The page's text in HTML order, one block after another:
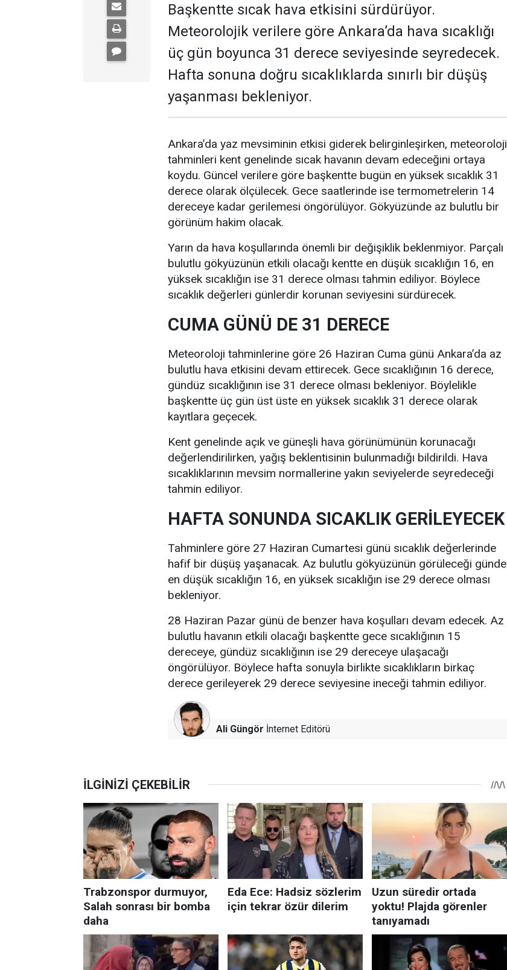
Başkentte sıcak hava etkisini sürdürüyor.
Meteorolojik verilere göre Ankara’da hava sıcaklığı
üç gün boyunca 31 derece seviyesinde seyredecek.
Hafta sonuna doğru sıcaklıklarda sınırlı bir düşüş
yaşanması bekleniyor.
Ankara’da yaz mevsiminin etkisi giderek belirginleşirken, meteoroloji
tahminleri kent genelinde sıcak havanın devam edeceğini ortaya
koydu. Güncel verilere göre başkentte bugün en yüksek sıcaklık 31
derece olarak ölçülecek. Gece saatlerinde ise termometrelerin 14
dereceye kadar gerilemesi öngörülüyor. Gökyüzünde az bulutlu bir
görünüm hakim olacak.
Yarın da hava koşullarında önemli bir değişiklik beklenmiyor. Parçalı
bulutlu gökyüzünün etkili olacağı kentte en düşük sıcaklığın 16, en
yüksek sıcaklığın ise 31 derece olması tahmin ediliyor. Böylece
sıcaklık değerleri günlerdir korunan seviyesini sürdürecek.
CUMA GÜNÜ DE 31 DERECE
Meteoroloji tahminlerine göre 26 Haziran Cuma günü Ankara’da az
bulutlu hava etkisini devam ettirecek. Gece sıcaklığının 16 derece,
gündüz sıcaklığının ise 31 derece olması bekleniyor. Böylelikle
başkentte üç gün üst üste en yüksek sıcaklık 31 derece olarak
kayıtlara geçecek.
Kent genelinde açık ve güneşli hava görünümünün korunacağı
değerlendirilirken, yağış beklentisinin bulunmadığı bildirildi. Hava
sıcaklıklarının mevsim normallerine yakın seviyelerde seyredeceği
tahmin ediliyor.
HAFTA SONUNDA SICAKLIK GERİLEYECEK
Tahminlere göre 27 Haziran Cumartesi günü sıcaklık değerlerinde
hafif bir düşüş yaşanacak. Az bulutlu gökyüzünün görüleceği günde
en düşük sıcaklığın 16, en yüksek sıcaklığın ise 29 derece olması
bekleniyor.
28 Haziran Pazar günü de benzer hava koşulları devam edecek. Az
bulutlu havanın etkili olacağı başkentte gece sıcaklığının 15
dereceye, gündüz sıcaklığının ise 29 dereceye ulaşacağı
öngörülüyor. Böylece hafta sonuyla birlikte sıcaklıkların birkaç
derece gerileyerek 29 derece seviyesine ineceği tahmin ediliyor.
Ali Güngör İnternet Editörü